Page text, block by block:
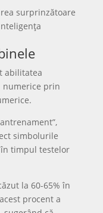
abilitatea
numerice prin
simbolurile
în timpul testelor
la 60-65% în
procent a